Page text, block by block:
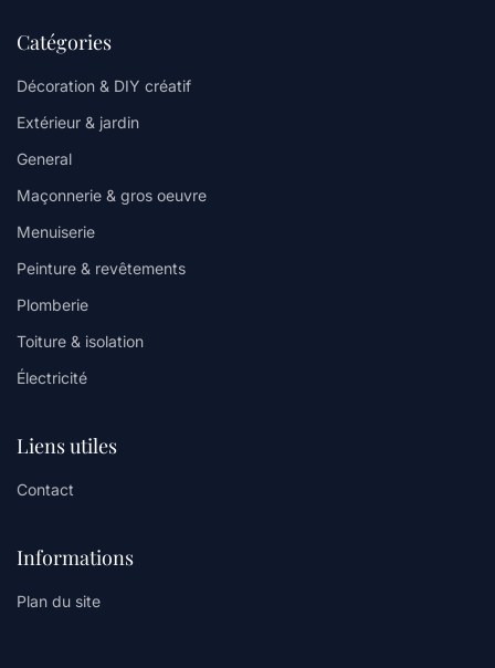
Catégories
Décoration & DIY créatif
Extérieur & jardin
General
Maçonnerie & gros oeuvre
Menuiserie
Peinture & revêtements
Plomberie
Toiture & isolation
Électricité
Liens utiles
Contact
Informations
Plan du site